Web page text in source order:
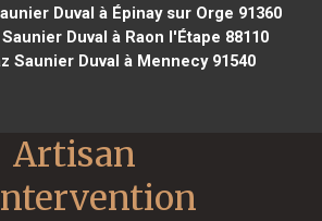
Duval à Épinay sur Orge 91360
Duval à Raon l'Étape 88110
Saunier Duval à Mennecy 91540
Artisan